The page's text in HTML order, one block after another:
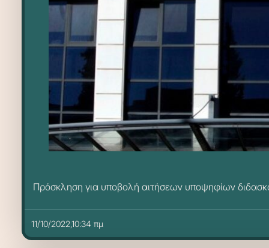
Πρόσκληση για υποβολή αιτήσεων υποψηφίων
11/10/2022,10:34 πμ